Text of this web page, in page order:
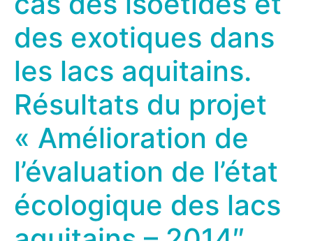
des exotiques dans
les lacs aquitains.
Résultats du projet
« Amélioration de
l’évaluation de l’état
écologique des lacs